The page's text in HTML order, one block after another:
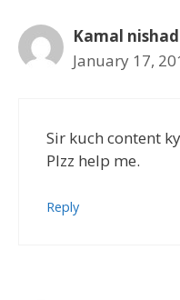
Kamal nishad
January 17,
Sir kuch content
Plzz help me.
Reply